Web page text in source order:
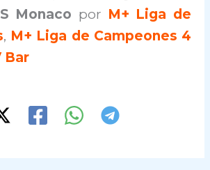
Monaco por M+ Liga de
, M+ Liga de Campeones 4
Bar